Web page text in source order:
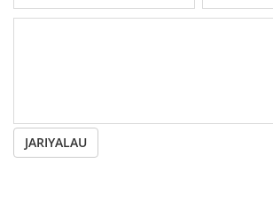
JARIYALAU